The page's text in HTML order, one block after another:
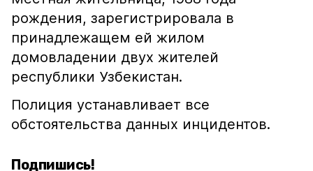
рождения, зарегистрировала в
принадлежащем ей жилом
домовладении двух жителей
республики Узбекистан.
Полиция устанавливает все
обстоятельства данных инцидентов.
Подпишись!